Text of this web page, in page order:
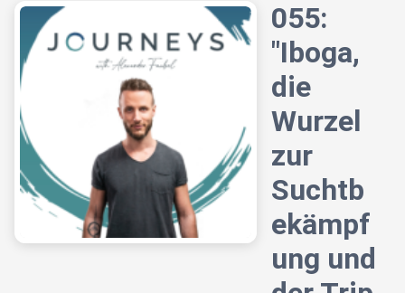
055:
"Iboga,
die
Wurzel
zur
Suchtb
ekämpf
ung und